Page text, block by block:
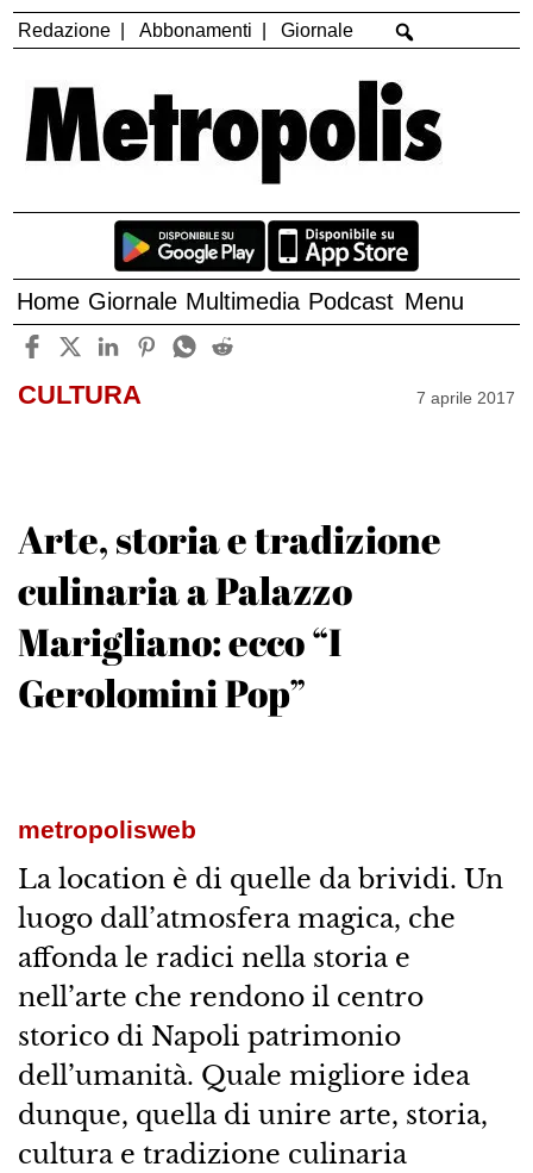
Redazione Abbonamenti Giornale
Home Giornale Multimedia Podcast Menu
CULTURA 7 aprile 2017
Arte, storia e tradizione
culinaria a Palazzo
Marigliano: ecco “I
Gerolomini Pop”
metropolisweb
La location è di quelle da brividi. Un
luogo dall’atmosfera magica, che
affonda le radici nella storia e
nell’arte che rendono il centro
storico di Napoli patrimonio
dell’umanità. Quale migliore idea
dunque, quella di unire arte, storia,
cultura e tradizione culinaria